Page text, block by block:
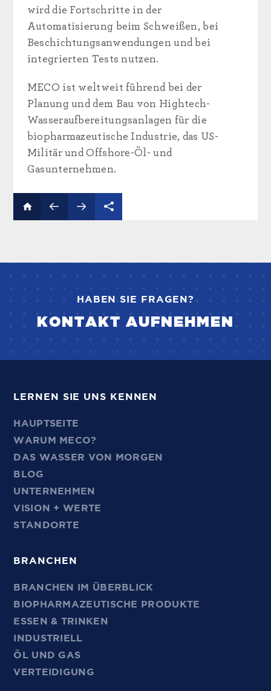
wird die Fortschritte in der
Automatisierung beim Schweißen, bei
Beschichtungsanwendungen und bei
integrierten Tests nutzen.
MECO ist weltweit führend bei der
Planung und dem Bau von Hightech-
Wasseraufbereitungsanlagen für die
biopharmazeutische Industrie, das US-
Militär und Offshore-Öl- und
Gasunternehmen.
HABEN SIE FRAGEN?
KONTAKT AUFNEHMEN
LERNEN SIE UNS KENNEN
HAUPTSEITE
WARUM MECO?
DAS WASSER VON MORGEN
BLOG
UNTERNEHMEN
VISION + WERTE
STANDORTE
BRANCHEN
BRANCHEN IM ÜBERBLICK
BIOPHARMAZEUTISCHE PRODUKTE
ESSEN & TRINKEN
INDUSTRIELL
ÖL UND GAS
VERTEIDIGUNG